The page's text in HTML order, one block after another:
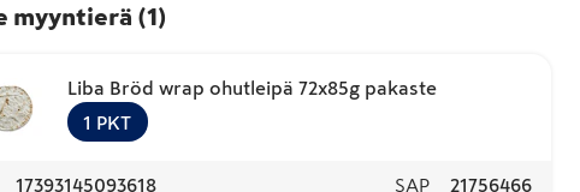
myyntierä (1 )
Liba Bröd wrap ohutleipä 72x85g pakaste
1 PKT
17393145093618 SAP 21756466